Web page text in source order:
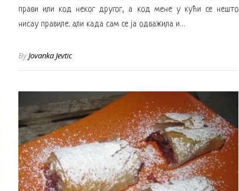
прави или код неког другог, а код мене у кући се нешто
нисау правиле. али када сам се ја одважила и…
ByJovanka Jevtic